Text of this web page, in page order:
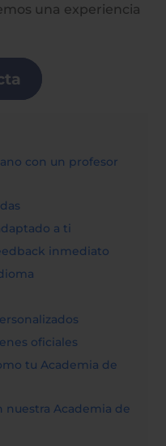
una experiencia
con un profesor
a ti
inmediato
oficiales
tu Academia de
nuestra Academia de